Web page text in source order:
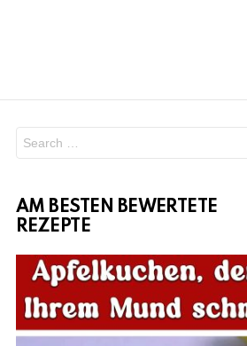
for:
AM BESTEN BEWERTETE
REZEPTE